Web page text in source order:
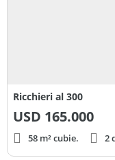
Ricchieri al 300
USD 165.000
58 m² cubie. 2